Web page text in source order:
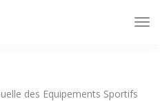
des Equipements Sportifs